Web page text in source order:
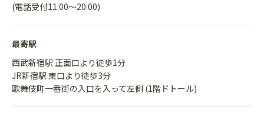
(電話受付11:00〜20:00)
最寄駅
西武新宿駅 正面口より徒歩1分
JR新宿駅 東口より徒歩3分
歌舞伎町一番街の入口を入って左側 (1階ドトール)